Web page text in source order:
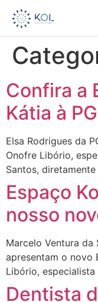
Confira a
Kátia à
Elsa Rodrigues da
Onofre Libório,
Santos,
Espaço
nosso
Marcelo Ventura da
apresentam o novo
Libório,
Dentista